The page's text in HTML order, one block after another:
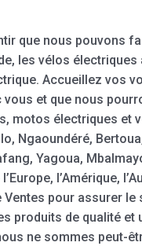
que nous pouvons
les vélos
Accueillez vos
et que nous
motos électriques et
Ngaoundéré,
Yagoua,
l’Amérique,
pour assurer
produits de qualité et
ne sommes peut-